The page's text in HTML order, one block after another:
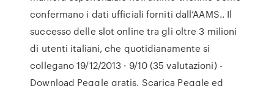
confermano i dati ufficiali forniti dall’AAMS.. Il
successo delle slot online tra gli oltre 3 milioni
di utenti italiani, che quotidianamente si
collegano 19/12/2013 · 9/10 (35 valutazioni) -
Download Peggle gratis. Scarica Peggle ed